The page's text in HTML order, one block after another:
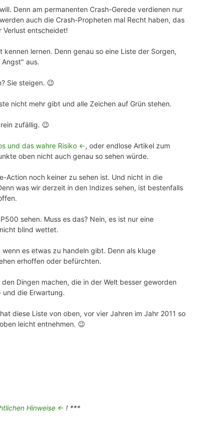
Denn am permanenten Crash-Gerede verdienen nur
auch die Crash-Propheten mal Recht haben, das
Verlust entscheidet!
lernen. Denn genau so eine Liste der Sorgen,
aus.
Sie steigen. 😉
nicht mehr gibt und alle Zeichen auf Grün stehen.
zufällig. 😉
und das wahre Risiko <-, oder endlose Artikel zum
oben nicht auch genau so sehen würde.
Action noch keiner zu sehen ist. Und nicht in die
was wir derzeit in den Indizes sehen, ist bestenfalls
sehen. Muss es das? Nein, es ist nur eine
blind wettet.
es etwas zu handeln gibt. Denn als kluge
erhoffen oder befürchten.
Dingen machen, die in der Welt besser geworden
die Erwartung.
diese Liste von oben, vor vier Jahren im Jahr 2011 so
leicht entnehmen. 😉
Hinweise <- ! ***